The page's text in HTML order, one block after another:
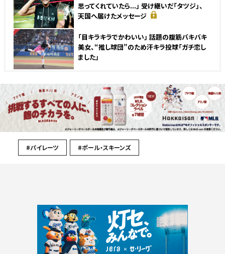
思ってくれていたら...」 受け継いだ「タツジ」、
天国へ届けたメッセージ
NEW
「目キラキラでかわいい」 話題の腹筋バキバキ
美女、“推し球団”のため汗キラ投球「ガチ恋し
ました」
#パイレーツ #ポール・スキーンズ